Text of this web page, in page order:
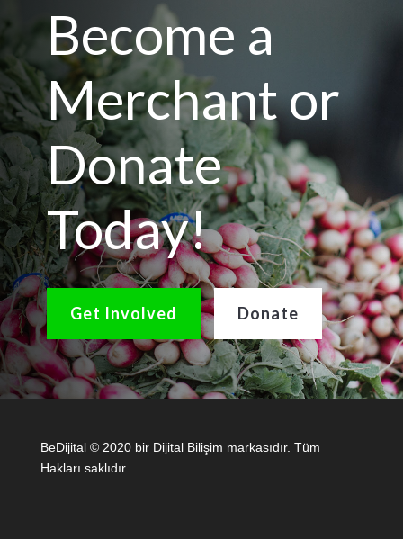
Become a
Merchant or
Donate
Today!
Get Involved Donate
BeDijital © 2020 bir Dijital Bilişim markasıdır. Tüm
Hakları saklıdır.